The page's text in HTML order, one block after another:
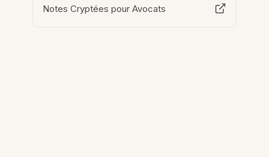
Notes Cryptées pour Avocats